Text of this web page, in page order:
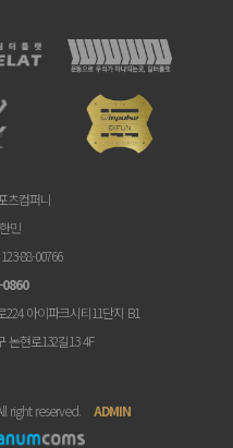
츠컴퍼니
민
88-00766
아이파크시티11단지 B1
논현로132길13 4F
right reserved. ADMIN